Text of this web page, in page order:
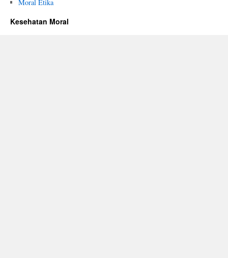
Moral Etika
Kesehatan Moral